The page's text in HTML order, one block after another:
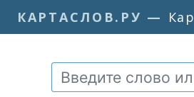
КАРТАСЛОВ.РУ —